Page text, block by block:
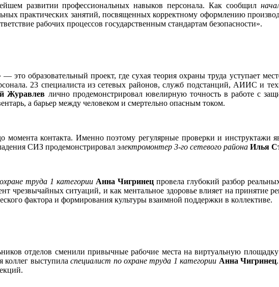
развитии профессиональных навыков персонала. Как сообщил
практических занятий, посвященных корректному оформлению
рабочих процессов государственным стандартам безопасности».
образовательный проект, где сухая теория охраны труда уступает
23 специалиста из сетевых районов, служб подстанций, АИИС и
Журавлев лично продемонстрировал ювелирную точность в работе с
а барьер между человеком и смертельно опасным током.
контакта. Именно поэтому регулярные проверки и
СИЗ продемонстрировал электромонтер 3-го сетевого района Илья
труда 1 категории Анна Чигринецпровела глубокий разбор
чрезвычайных ситуаций, и как ментальное здоровье влияет на принятие
фактора и формирования культуры взаимной поддержки в коллективе.
отделов сменили привычные рабочие места на виртуальную
коллег выступиласпециалист по охране труда 1 категории Анна Чигринец